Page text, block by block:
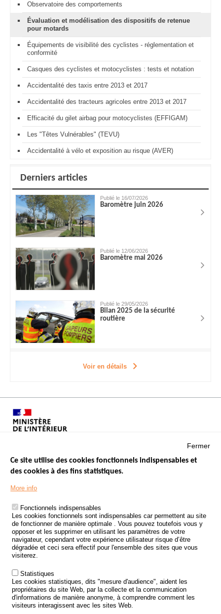
Observatoire des comportements
Évaluation et modélisation des dispositifs de retenue
pour motards
Équipements de visibilité des cyclistes - réglementation et
conformité
Casques des cyclistes et motocyclistes : tests et notation
Accidentalité des taxis entre 2013 et 2017
Accidentalité des tracteurs agricoles entre 2013 et 2017
Efficacité du gilet airbag pour motocyclistes (EFFIGAM)
Les "Têtes Vulnérables" (TEVU)
Accidentalité à vélo et exposition au risque (AVER)
Derniers articles
Publié le 16/07/2026
Baromètre juin 2026
Publié le 12/06/2026
Baromètre mai 2026
Publié le 29/05/2026
Bilan 2025 de la sécurité
routière
Voir en détails
Menu
Footer
LES SITES PUBLICS
ÉTAT DE L’INSÉCURITÉ ROUTIÈRE
TRAITEMENT DES DONNÉES PERSONNELLES DES ACCIDENTS DE
LA ROUTE
ETUDES ET RECHERCHES
APPEL À PROJETS
POLITIQUE DE SÉCURITÉ ROUTIÈRE
Outils
AGENDA
Fermer
Ce site utilise des cookies fonctionnels indispensables et
des cookies à des fins statistiques.
More info
Fonctionnels indispensables
Les cookies fonctionnels sont indispensables car permettent au site
de fonctionner de manière optimale . Vous pouvez toutefois vous y
opposer et les supprimer en utilisant les paramètres de votre
navigateur, cependant votre expérience utilisateur risque d’être
dégradée et ceci sera effectif pour l'ensemble des sites que vous
visiterez.
Statistiques
Les cookies statistiques, dits "mesure d'audience", aident les
propriétaires du site Web, par la collecte et la communication
d'informations de manière anonyme, à comprendre comment les
visiteurs interagissent avec les sites Web.